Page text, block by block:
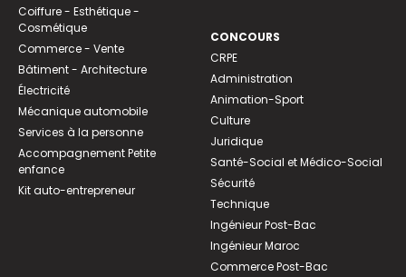
Coiffure - Esthétique -
Cosmétique
Commerce - Vente
Bâtiment - Architecture
Électricité
Mécanique automobile
Services à la personne
Accompagnement Petite
enfance
Kit auto-entrepreneur
CONCOURS
CRPE
Administration
Animation-Sport
Culture
Juridique
Santé-Social et Médico-Social
Sécurité
Technique
Ingénieur Post-Bac
Ingénieur Maroc
Commerce Post-Bac